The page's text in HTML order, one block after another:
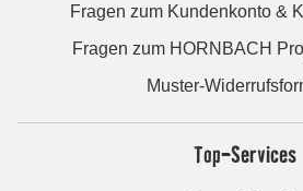
Fragen zum Kundenkonto &
Fragen zum HORNBACH
Muster-
Top-Services